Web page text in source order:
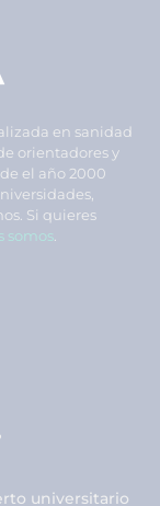
en sanidad
orientadores y
el año 2000
Si quieres
somos
universitario